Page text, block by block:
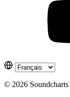
© 2026 Soundcharts